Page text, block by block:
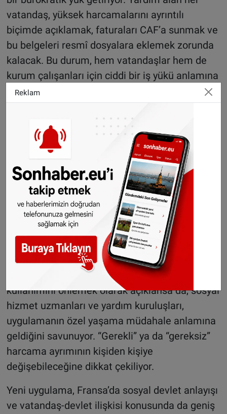
vatandaş, yüksek harcamalarını ayrıntılı
biçimde açıklamak, faturaları CAF’a sunmak ve
bu belgeleri resmî dosyalara eklemek zorunda
kalacak. Bu durum, hem vatandaşlar hem de
kurum çalışanları için ciddi bir iş yükü anlamına
geliyor.
Şüpheli muamelesi endişesi
Uygulamanın psikolojik etkileri de tartışma
konusu. Birçok yardım alıcısı, sürekli
denetlenmenin kendilerini “şüpheli” konumuna
soktuğunu düşünüyor. Uzmanlara göre bu
durum, bazı ihtiyaçların ertelenmesine ya da
tamamen vazgeçilmesine yol açabilir. Özellikle
kırılgan grupların yaşam kalitesinin daha da
düşmesinden endişe ediliyor.
Özel yaşama müdahale tepkisi
Resmî gerekçe, kamu bütçesinin kötüye
kullanımını önlemek olarak açıklansa da, sosyal
hizmet uzmanları ve yardım kuruluşları,
uygulamanın özel yaşama müdahale anlamına
geldiğini savunuyor. “Gerekli” ya da “gereksiz”
harcama ayrımının kişiden kişiye
değişebileceğine dikkat çekiliyor.
Yeni uygulama, Fransa’da sosyal devlet anlayışı
ve vatandaş-devlet ilişkisi konusunda da geniş
Reklam